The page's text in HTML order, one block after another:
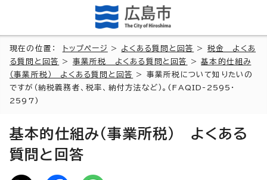
現在の位置： トップページ > よくある質問と回答 > 税金 よくあ
る質問と回答
> 事業所税 よくある質問と回答 >基本的仕組み
（事業所税） よくある質問と回答
> 事業所税について知りたいの
ですが（納税義務者、税率、納付方法など）。(FAQID-2595・
2597)
基本的仕組み（事業所税） よくある
質問と回答